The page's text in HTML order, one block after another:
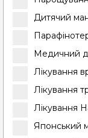
Дитячий
Медичний
Лікування
Лікування
Лікування
Японський